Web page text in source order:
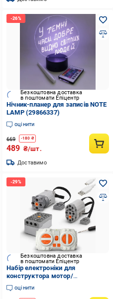
Безкоштовна доставка
в поштомати Епіцентр
Нічник-планер для записів NOTE
LAMP (29866337)
оцінити
669 -180 ₴
489 ₴/шт.
Доставимо
Безкоштовна доставка
в поштомати Епіцентр
Набір електроніки для
конструктора мотор/
сервопривод/акумулятор/пульт
(32473607)
оцінити